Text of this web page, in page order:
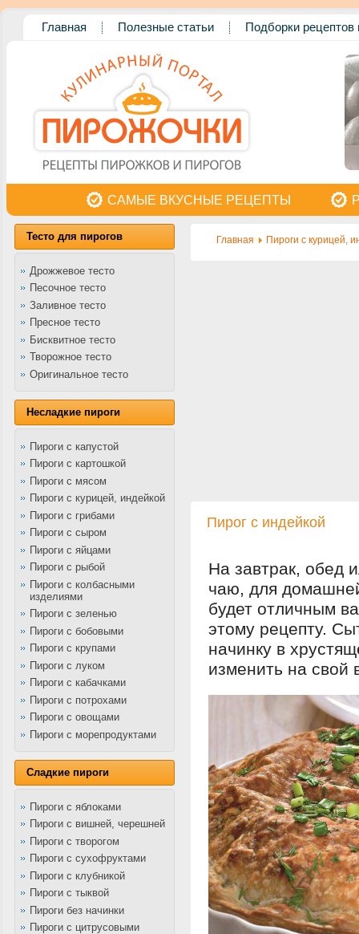
Главная Полезные статьи Подборки рецептов
САМЫЕ ВКУСНЫЕ РЕЦЕПТЫ
Тесто для пирогов
Дрожжевое тесто
Песочное тесто
Заливное тесто
Пресное тесто
Бисквитное тесто
Творожное тесто
Оригинальное тесто
Несладкие пироги
Пироги с капустой
Пироги с картошкой
Пироги с мясом
Пироги с курицей, индейкой
Пироги с грибами
Пироги с сыром
Пироги с яйцами
Пироги с рыбой
Пироги с колбасными
изделиями
Пироги с зеленью
Пироги с бобовыми
Пироги с крупами
Пироги с луком
Пироги с кабачками
Пироги с потрохами
Пироги с овощами
Пироги с морепродуктами
Сладкие пироги
Пироги с яблоками
Пироги с вишней, черешней
Пироги с творогом
Пироги с сухофруктами
Пироги с клубникой
Пироги с тыквой
Пироги без начинки
Пироги с цитрусовыми
Главная Пироги с курицей,
Пирог с индейкой
На завтрак, обед
чаю, для
будет отличным
этому рецепту.
начинку в
изменить на свой